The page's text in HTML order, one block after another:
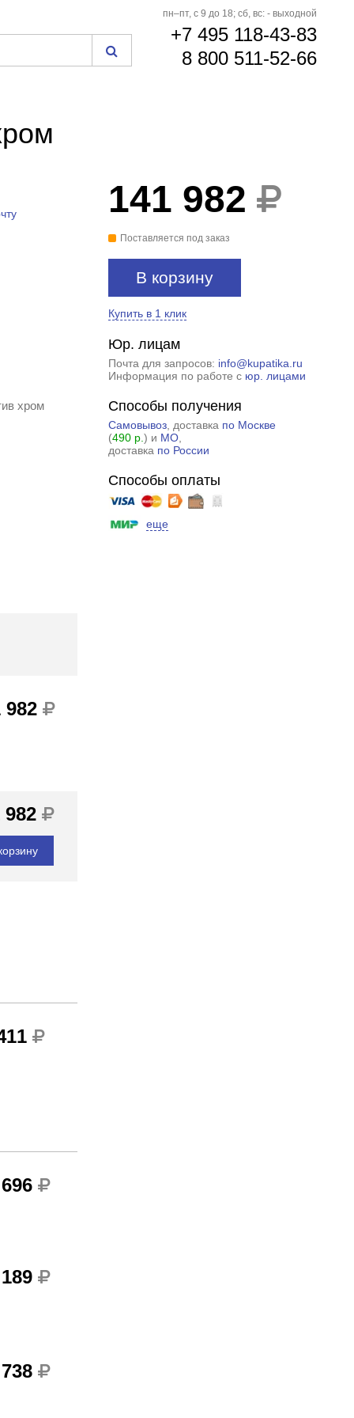
пн–пт, с 9 до 18; сб, вс: - выходной
+7 495 118-43-83
8 800 511-52-66
хром
141 982
Поставляется под заказ
В корзину
Купить в 1 клик
Юр. лицам
Почта для запросов: info@kupatika.ru
Информация по работе с юр. лицами
Способы получения
Самовывоз, доставка по Москве
(490 р. ) и МО,
доставка по России
Способы оплаты
еще
982
982